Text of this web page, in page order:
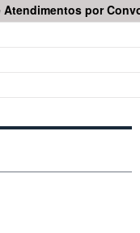
Atendimentos por